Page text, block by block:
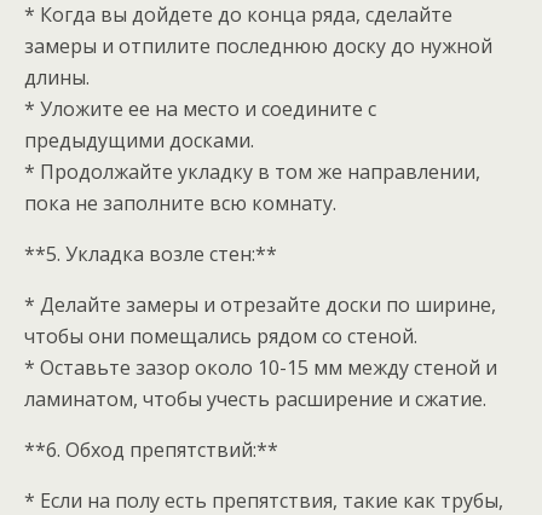
* Когда вы дойдете до конца ряда, сделайте
замеры и отпилите последнюю доску до нужной
длины.
* Уложите ее на место и соедините с
предыдущими досками.
* Продолжайте укладку в том же направлении,
пока не заполните всю комнату.
**5. Укладка возле стен:**
* Делайте замеры и отрезайте доски по ширине,
чтобы они помещались рядом со стеной.
* Оставьте зазор около 10-15 мм между стеной и
ламинатом, чтобы учесть расширение и сжатие.
**6. Обход препятствий:**
* Если на полу есть препятствия, такие как трубы,